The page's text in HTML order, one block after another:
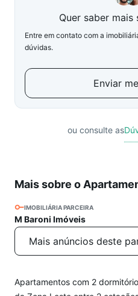
Quer saber
Entre em contato com a
dúvidas.
Enviar
ou consulte as
Mais sobre o
IMOBILIÁRIA PARCEIRA
M Baroni Imóveis
Mais anúncios deste
Apartamentos com 2